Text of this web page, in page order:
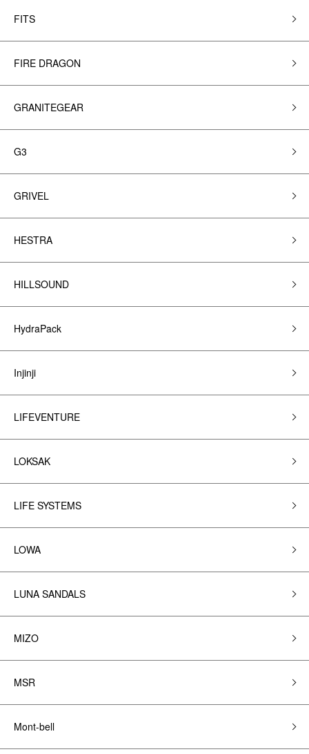
FITS
FIRE DRAGON
GRANITEGEAR
G3
GRIVEL
HESTRA
HILLSOUND
HydraPack
Injinji
LIFEVENTURE
LOKSAK
LIFE SYSTEMS
LOWA
LUNA SANDALS
MIZO
MSR
Mont-bell